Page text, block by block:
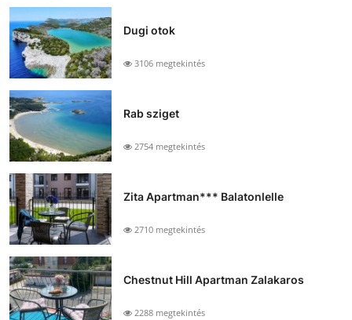
Dugi otok
3106 megtekintés
Rab sziget
2754 megtekintés
Zita Apartman*** Balatonlelle
2710 megtekintés
Chestnut Hill Apartman Zalakaros
2288 megtekintés